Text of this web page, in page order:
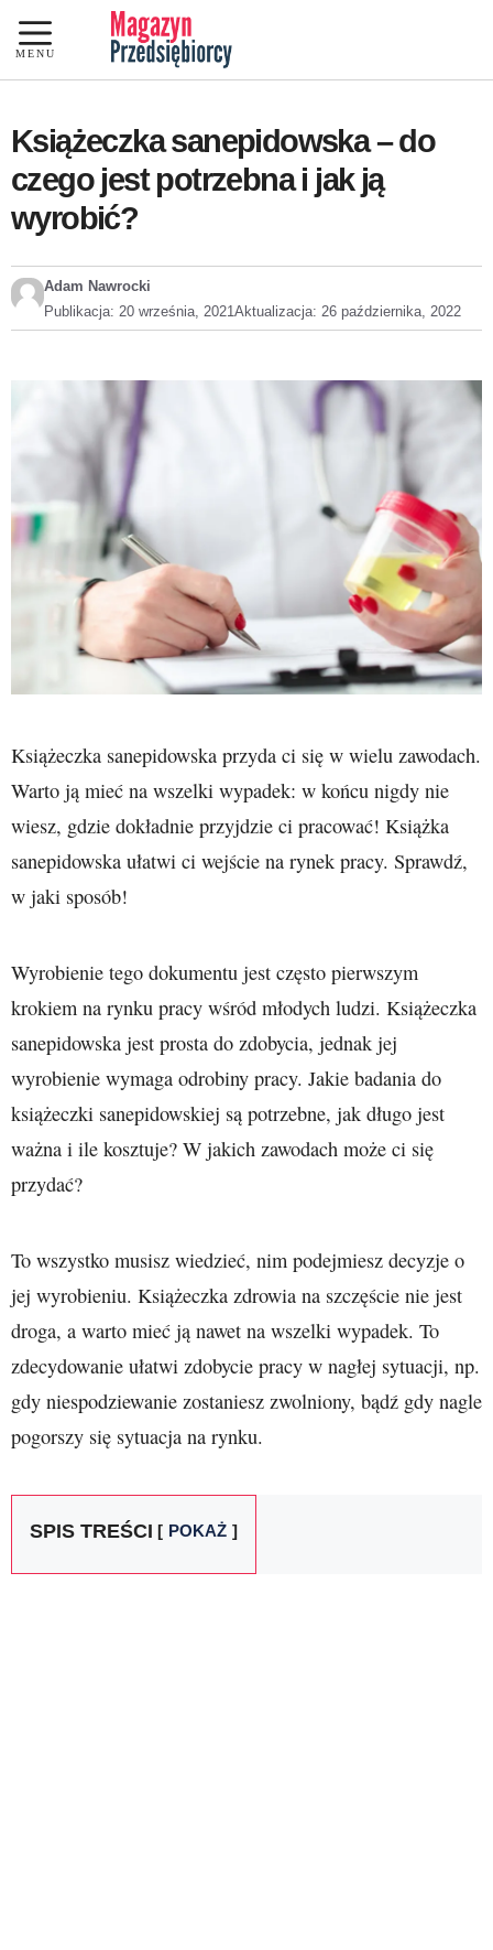
Przejdź
do
treści
MENU
Książeczka sanepidowska – do
czego jest potrzebna i jak ją
wyrobić?
Adam Nawrocki
Publikacja: 20 września, 2021Aktualizacja: 26 października, 2022
Książeczka sanepidowska przyda ci się w wielu zawodach.
Warto ją mieć na wszelki wypadek: w końcu nigdy nie
wiesz, gdzie dokładnie przyjdzie ci pracować! Książka
sanepidowska ułatwi ci wejście na rynek pracy. Sprawdź,
w jaki sposób!
Wyrobienie tego dokumentu jest często pierwszym
krokiem na rynku pracy wśród młodych ludzi. Książeczka
sanepidowska jest prosta do zdobycia, jednak jej
wyrobienie wymaga odrobiny pracy. Jakie badania do
książeczki sanepidowskiej są potrzebne, jak długo jest
ważna i ile kosztuje? W jakich zawodach może ci się
przydać?
To wszystko musisz wiedzieć, nim podejmiesz decyzje o
jej wyrobieniu. Książeczka zdrowia na szczęście nie jest
droga, a warto mieć ją nawet na wszelki wypadek. To
zdecydowanie ułatwi zdobycie pracy w nagłej sytuacji, np.
gdy niespodziewanie zostaniesz zwolniony, bądź gdy nagle
pogorszy się sytuacja na rynku.
SPIS TREŚCI POKAŻ